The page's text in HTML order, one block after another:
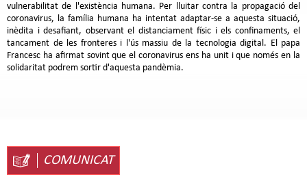
vulnerabilitat de l'existència humana. Per lluitar contra la propagació del
coronavirus, la família humana ha intentat adaptar-se a aquesta situació,
inèdita i desafiant, observant el distanciament físic i els confinaments, el
tancament de les fronteres i l'ús massiu de la tecnologia digital. El papa
Francesc ha afirmat sovint que el coronavirus ens ha unit i que només en la
solidaritat podrem sortir d'aquesta pandèmia.
COMUNICAT